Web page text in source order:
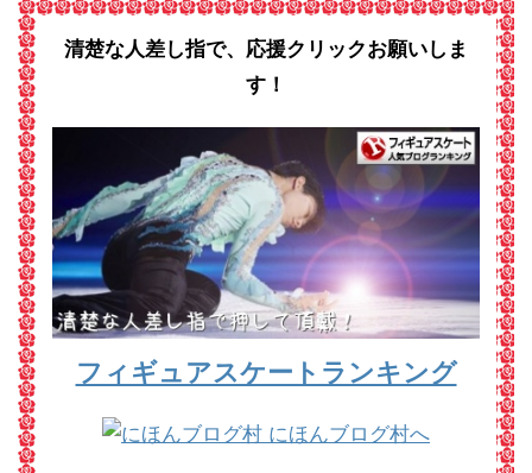
清楚な人差し指で、応援クリックお願いしま
す！
フィギュアスケートランキング